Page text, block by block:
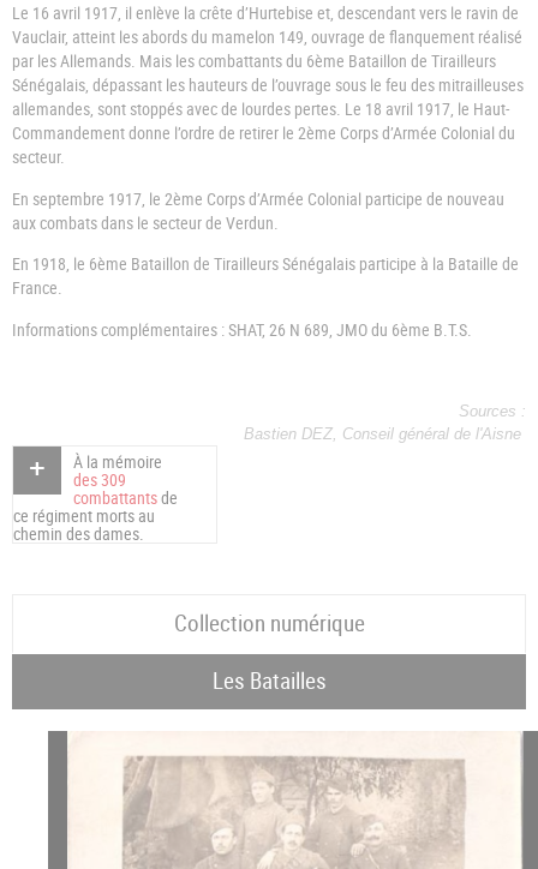
Le 16 avril 1917, il enlève la crête d’Hurtebise et, descendant vers le ravin de
Vauclair, atteint les abords du mamelon 149, ouvrage de flanquement réalisé
par les Allemands. Mais les combattants du 6ème Bataillon de Tirailleurs
Sénégalais, dépassant les hauteurs de l’ouvrage sous le feu des mitrailleuses
allemandes, sont stoppés avec de lourdes pertes. Le 18 avril 1917, le Haut-
Commandement donne l’ordre de retirer le 2ème Corps d’Armée Colonial du
secteur.
En septembre 1917, le 2ème Corps d’Armée Colonial participe de nouveau
aux combats dans le secteur de Verdun.
En 1918, le 6ème Bataillon de Tirailleurs Sénégalais participe à la Bataille de
France.
Informations complémentaires : SHAT, 26 N 689, JMO du 6ème B.T.S.
Sources :
Bastien DEZ, Conseil général de l'Aisne
À la mémoire
des 309
combattantsde
ce régiment morts au
chemin des dames.
Collection numérique
Les Batailles